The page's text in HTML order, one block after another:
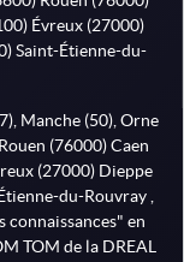
Évreux (27000)
Saint-Étienne-du-
Manche (50), Orne
(76000) Caen
(27000) Dieppe
du-Rouvray ,
connaissances" en
TOM de la DREAL